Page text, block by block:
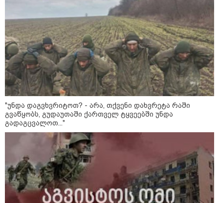
ხელში აღმოჩნდება: ვინ
გამდიდრდება?
როგორ ჩავიცვათ 40 წლის
შემდეგ: მილიონერების
სტილისტის 8 ოქროს წესი და
აუცილებელი სამოსი
მსოფლიო
"უნდა დაგვხვრიტოთ? - არა, თქვენი დახვრეტა რაში
გვაწყობს, გუდაუთაში ქართველ ტყვეებში უნდა
გადაგცვალოთ..."